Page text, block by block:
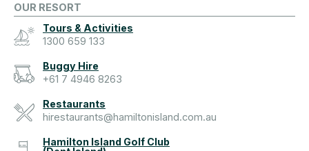
OUR RESORT
Tours & Activities
1300 659 133
Buggy Hire
+61 7 4946 8263
Restaurants
hirestaurants@hamiltonisland.com.au
Hamilton Island Golf Club